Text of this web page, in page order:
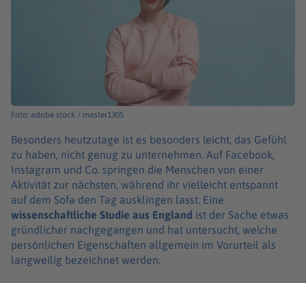
Foto: adobe stock / master1305
Besonders heutzutage ist es besonders leicht, das Gefühl
zu haben, nicht genug zu unternehmen. Auf Facebook,
Instagram und Co. springen die Menschen von einer
Aktivität zur nächsten, während ihr vielleicht entspannt
auf dem Sofa den Tag ausklingen lasst. Eine
wissenschaftliche Studie aus England ist der Sache etwas
gründlicher nachgegangen und hat untersucht, welche
persönlichen Eigenschaften allgemein im Vorurteil als
langweilig bezeichnet werden.